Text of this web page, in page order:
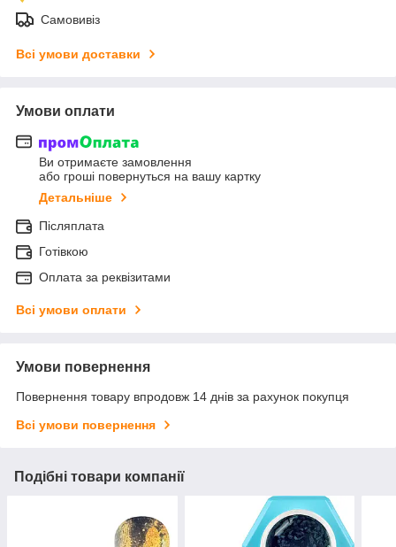
Самовивіз
Всі умови доставки
Умови оплати
Ви отримаєте замовлення
або гроші повернуться на вашу картку
Детальніше
Післяплата
Готівкою
Оплата за реквізитами
Всі умови оплати
Умови повернення
Повернення товару впродовж 14 днів за рахунок покупця
Всі умови повернення
Подібні товари компанії